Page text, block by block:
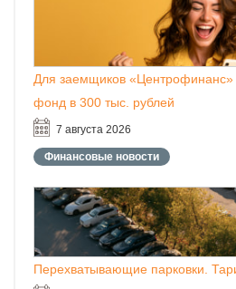
Для заемщиков «Центрофинанс»
фонд в 300 тыс. рублей
7 августа 2026
Финансовые новости
Перехватывающие парковки.